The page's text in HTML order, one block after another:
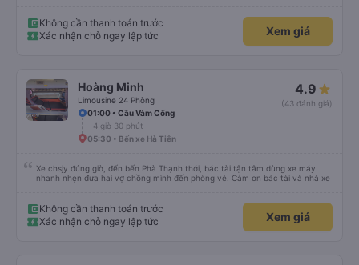
ngôi nhà ven kênh.
Không cần thanh toán trước
Xác nhận chỗ ngay lập tức
Xem giá
Hoàng Minh
Limousine 24 Phòng
4.9
(43 đánh giá)
01:00 • Cầu Vàm Cống
4 giờ 30 phút
05:30 • Bến xe Hà Tiên
Xe chsjy đúng giờ, đến bến Phà Thạnh thới, bác tài tận tâm dùng xe máy
nhanh nhẹn đưa hai vợ chồng mình đến phòng vé. Cảm ơn bác tài và nhà xe
Không cần thanh toán trước
Xác nhận chỗ ngay lập tức
Xem giá